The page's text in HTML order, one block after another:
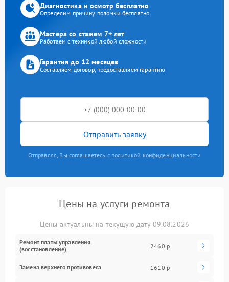
Диагностика и осмотр бесплатно
Определим причину поломки бесплатно
Мастера со стажем 7+ лет
Работаем с техникой любой сложности
Гарантия до 12 месяцев
Составляем договор, предоставляем гарантию
Отправить заявку
Отправляя, Вы соглашаетесь с политикой конфиденциальности
Цены на услуги ремонта
Цены актуальны на текущую дату 09.08.2026
Ремонт платы управления
(восстановление)
2460 р
Замена верхнего противовеса 1610 р